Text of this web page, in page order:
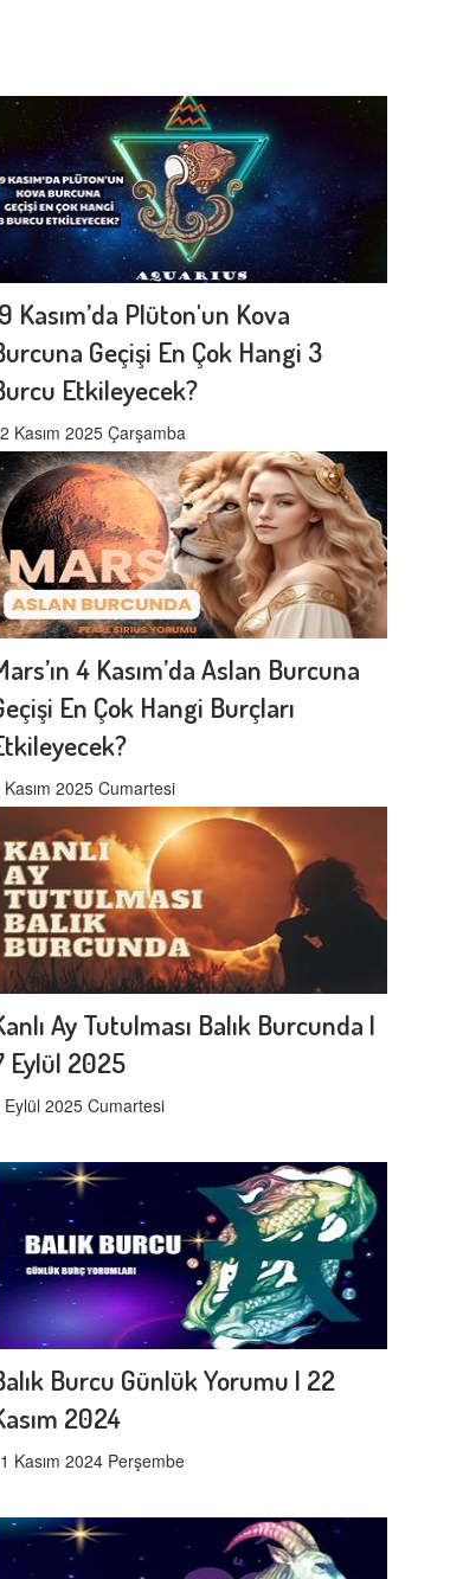
Kasım’da Plüton'un Kova
Geçişi En Çok Hangi 3
Etkileyecek?
Kasım 2025 Çarşamba
4 Kasım’da Aslan Burcuna
En Çok Hangi Burçları
Kasım 2025 Cumartesi
Ay Tutulması Balık Burcunda |
Eylül 2025
Eylül 2025 Cumartesi
Burcu Günlük Yorumu | 22
2024
Kasım 2024 Perşembe